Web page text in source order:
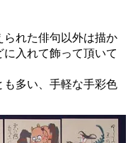
れた俳句以外は描か
入れて飾って頂いて
多い、手軽な手彩色